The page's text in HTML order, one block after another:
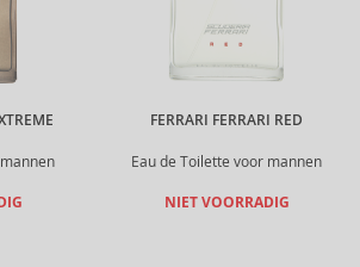
FERRARI FERRARI RED
Eau de Toilette voor mannen
NIET VOORRADIG